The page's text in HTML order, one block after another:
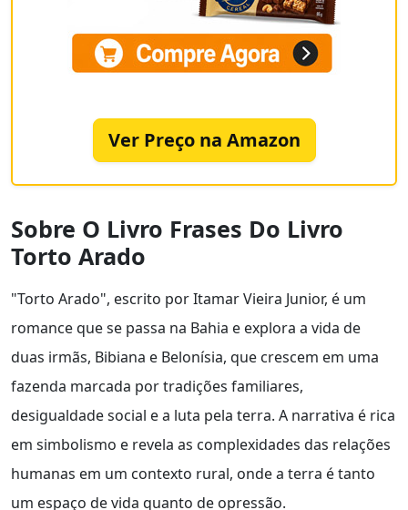
Ver Preço na Amazon
Sobre O Livro Frases Do Livro
Torto Arado
"Torto Arado", escrito por Itamar Vieira Junior, é um
romance que se passa na Bahia e explora a vida de
duas irmãs, Bibiana e Belonísia, que crescem em uma
fazenda marcada por tradições familiares,
desigualdade social e a luta pela terra. A narrativa é rica
em simbolismo e revela as complexidades das relações
humanas em um contexto rural, onde a terra é tanto
um espaço de vida quanto de opressão.